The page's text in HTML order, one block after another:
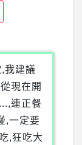
我建議
現在開
連正餐
,一定要
,狂吃大